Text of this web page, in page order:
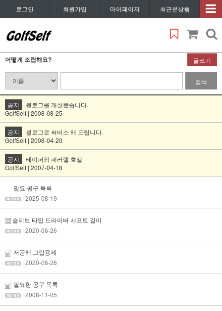
로그인 회원가입 마이페이지 최근본상품
어떻게 조립해요? 글쓰기
검색
공지
블로그를 개설했습니다.
GolfSelf | 2008-08-25
공지
블로그로 써비스 해 드립니다.
GolfSelf | 2008-04-20
공지
테이퍼와 패러랠 호젤
GolfSelf | 2007-04-18
필요 공구 목록
| 2025-08-19
슬리브 타입 드라이버 샤프트 길이
| 2020-06-26
저공해 그립용제
| 2020-06-26
필요한 공구 목록
| 2008-11-05